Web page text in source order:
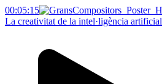
00:05:15
La creativitat de la intel·ligència artificial